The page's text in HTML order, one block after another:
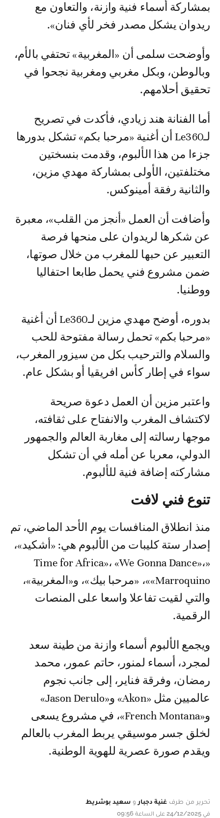
بمشاركة أسماء فنية وازنة، والتعاون مع
ريدوان يشكل مصدر فخر لأي فنان».
وأوضحت سلمى أن «المغربية» تحتفي بالأم،
وبالوطن، وبكل مغربي ومغربية نجحوا في
تحقيق أحلامهم.
أما الفنانة هند زيادي، فأكدت في تصريح
لـLe360 أن أغنية «مرحبا بكم» تشكل بدورها
جزءا من هذا الألبوم، وقدمت بنسختين
مختلفتين، الأولى بمشاركة مهدي مزين،
والثانية رفقة أمينوكس.
وأضافت أن العمل «أنجز من القلب»، معبرة
عن شكرها لريدوان على منحها فرصة
التعبير عن حبها للمغرب من خلال صوتها،
ضمن مشروع فني يحمل طابعا احتفاليا
ووطنيا.
بدوره، أوضح مهدي مزين لـLe360 أن أغنية
«مرحبا بكم» تحمل رسالة مفتوحة للحب
والسلام والترحيب بكل من سيزور المغرب،
سواء في إطار كأس افريقيا أو بشكل عام.
واعتبر مزين أن العمل دعوة صريحة
لاكتشاف المغرب والانفتاح على ثقافته،
موجها رسالته إلى مغاربة العالم والجمهور
الدولي، معربا عن أمله في أن تشكل
مشاركته إضافة فنية للألبوم.
تنوع فني لافت
منذ انطلاق المنافسات يوم الأحد الماضي، تم
إصدار ستة كليبات من الألبوم هي: «أشكيد»،
«Time for Africa»، «We Gonna Dance»،
«Marroquino»، «مرحبا بيك»، و«المغربية»،
والتي لقيت تفاعلا واسعا على المنصات
الرقمية.
ويجمع الألبوم أسماء وازنة من طينة سعد
لمجرد، أسماء لمنور، حاتم عمور، محمد
رمضان، وفرقة فناير، إلى جانب نجوم
عالميين مثل «Akon» و«Jason Derulo»
و«French Montana»، في مشروع يسعى
لخلق جسر موسيقي يربط المغرب بالعالم
ويقدم صورة عصرية للهوية الوطنية.
تحرير من طرف غنية دجبار و سعيد بوشريط
في 24/12/2025 على الساعة 09:56